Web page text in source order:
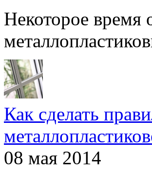
Некоторое время
Как сделать
08 мая 2014